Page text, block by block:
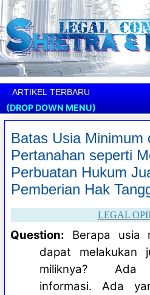
(DROP DOWN MENU)
Batas Usia Minimum
Pertanahan seperti
Perbuatan Hukum
Pemberian Hak
LEGAL
Question:
Berapa usia
dapat melakukan
miliknya? Ada
informasi. Ada